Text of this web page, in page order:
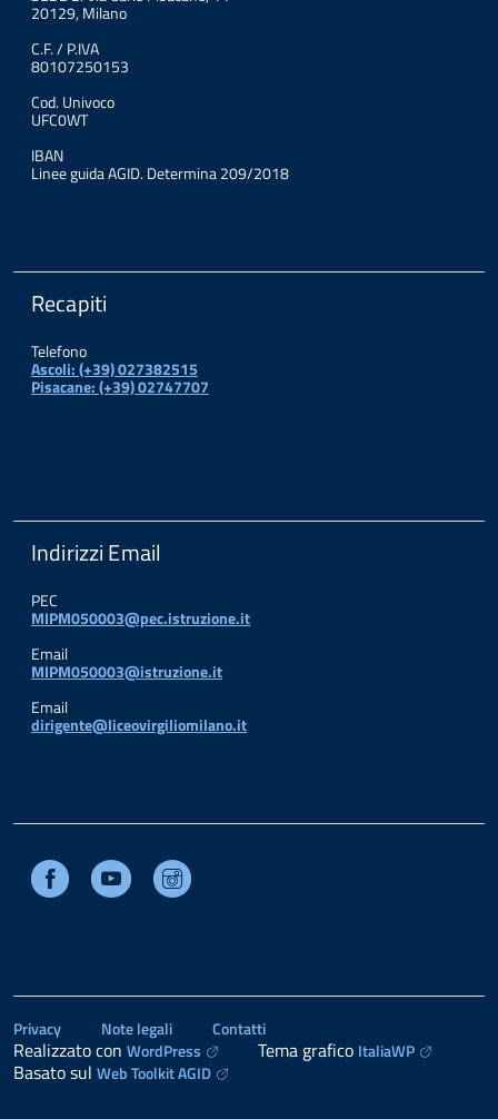
20129, Milano
C.F. / P.IVA
80107250153
Cod. Univoco
UFC0WT
IBAN
Linee guida AGID. Determina 209/2018
Recapiti
Telefono
Ascoli: (+39) 027382515
Pisacane: (+39) 02747707
Indirizzi Email
PEC
MIPM050003@pec.istruzione.it
Email
MIPM050003@istruzione.it
Email
dirigente@liceovirgiliomilano.it
Facebook Youtube
Privacy Note legali Contatti
Realizzato con WordPress Tema grafico ItaliaWP
Basato sul Web Toolkit AGID